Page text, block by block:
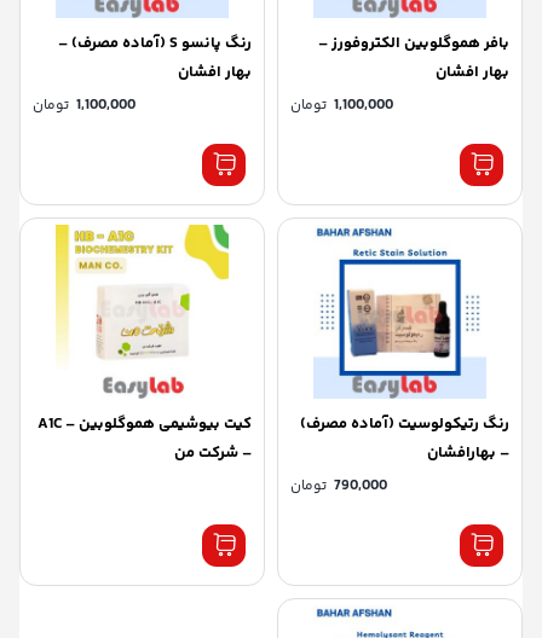
بافر هموگلوبین الکتروفورز –
بهار افشان
1,100,000 تومان
رنگ پانسو S (آماده مصرف) –
بهار افشان
1,100,000 تومان
رنگ رتیکولوسیت (آماده مصرف)
– بهارافشان
790,000 تومان
کیت بیوشیمی هموگلوبین – A1C
– شرکت من